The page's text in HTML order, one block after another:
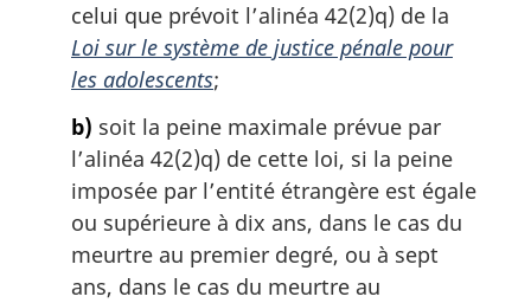
celui que prévoit l’alinéa 42(2)q) de la
Loi sur le système de justice pénale pour
les adolescents;
b) soit la peine maximale prévue par
l’alinéa 42(2)q) de cette loi, si la peine
imposée par l’entité étrangère est égale
ou supérieure à dix ans, dans le cas du
meurtre au premier degré, ou à sept
ans, dans le cas du meurtre au